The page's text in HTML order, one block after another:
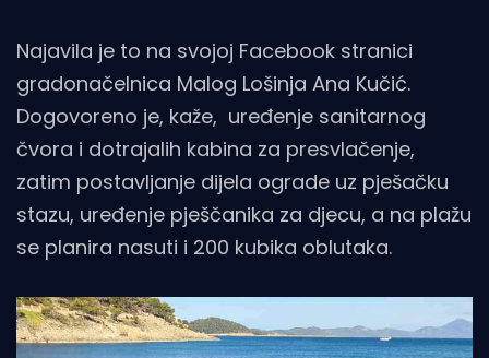
Najavila je to na svojoj Facebook stranici
gradonačelnica Malog Lošinja Ana Kučić.
Dogovoreno je, kaže, uređenje sanitarnog
čvora i dotrajalih kabina za presvlačenje,
zatim postavljanje dijela ograde uz pješačku
stazu, uređenje pješčanika za djecu, a na plažu
se planira nasuti i 200 kubika oblutaka.